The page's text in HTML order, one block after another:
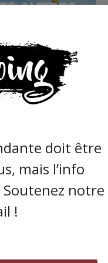
papier du
doit être
mais l’info
notre
!